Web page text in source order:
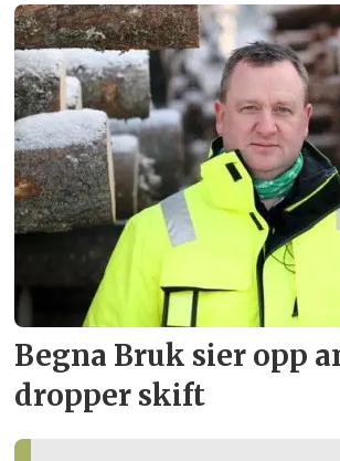
Begna Bruk sier opp
dropper skift